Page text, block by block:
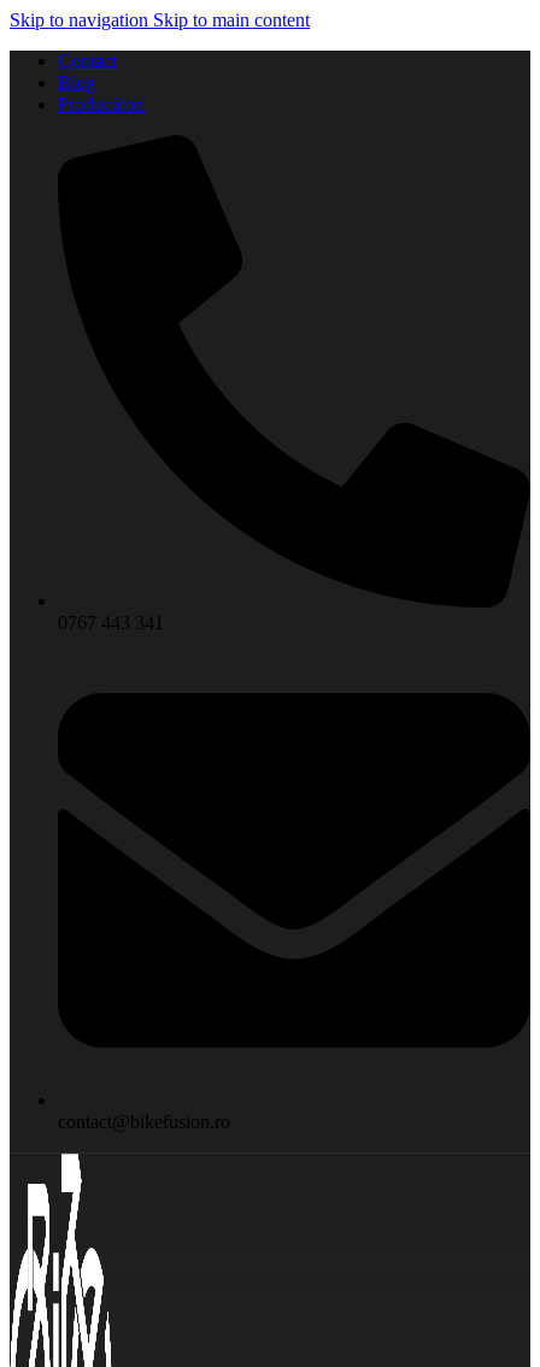
Skip to navigation Skip to main content
Contact
Blog
Producători
0767 443 341
contact@bikefusion.ro